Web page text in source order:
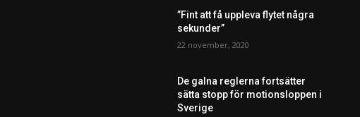
”Fint att få uppleva flytet några
sekunder”
22 november, 2020
De galna reglerna fortsätter
sätta stopp för motionsloppen i
Sverige